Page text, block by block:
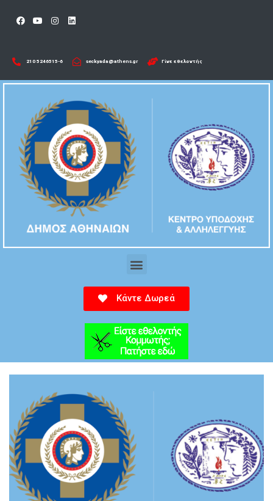
210 5246515-6​ seckyada@athens.gr Γίνε εθελοντής
Κάντε Δωρεά